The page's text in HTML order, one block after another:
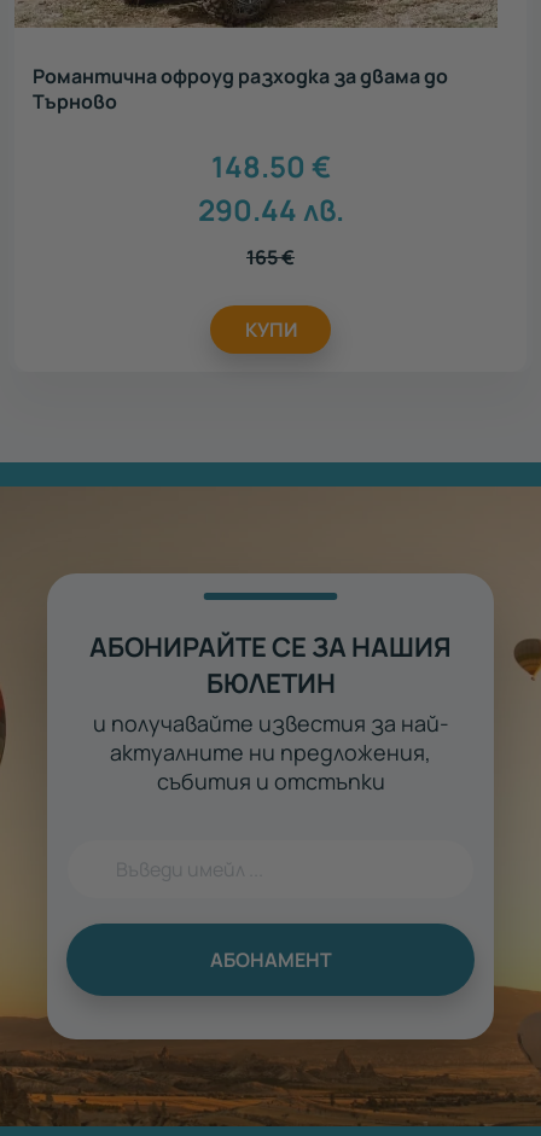
Романтична офроуд разходка за двама до
Търново
148.50 €
290.44лв.
165€
КУПИ
АБОНИРАЙТЕ СЕ ЗА НАШИЯ
БЮЛЕТИН
и получавайте известия за най-
актуалните ни предложения,
събития и отстъпки
АБОНАМЕНТ